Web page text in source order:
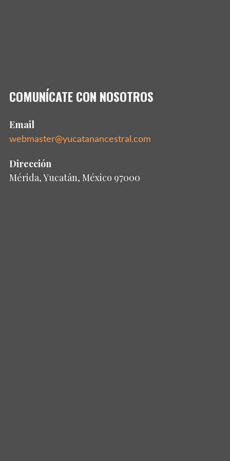
COMUNÍCATE CON NOSOTROS
Email
webmaster@yucatanancestral.com
Dirección
Mérida, Yucatán, México 97000